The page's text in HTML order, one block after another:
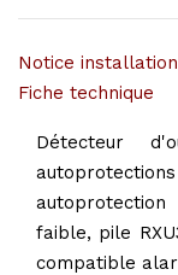
Notice installation
Fiche technique
Détecteur
faible, pile
compatible